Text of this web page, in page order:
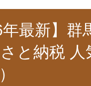
年最新】
と納税